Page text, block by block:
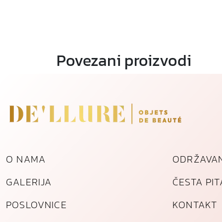
Povezani proizvodi
O NAMA
GALERIJA
POSLOVNICE
ČESTA
KONTAKT